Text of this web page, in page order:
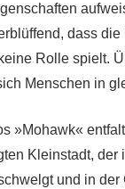
dass die
Rolle spielt.
Menschen in
»Mohawk«
Kleinstadt, der
und in der